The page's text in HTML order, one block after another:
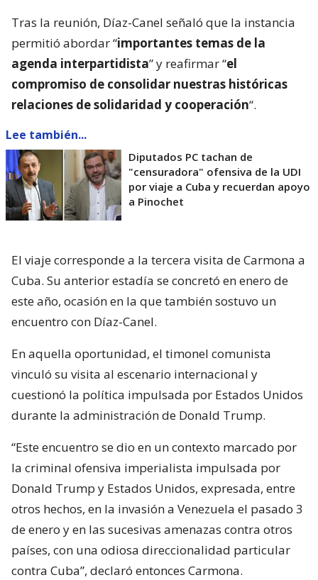
Tras la reunión, Díaz-Canel señaló que la instancia
permitió abordar “importantes temas de la
agenda interpartidista” y reafirmar “el
compromiso de consolidar nuestras históricas
relaciones de solidaridad y cooperación“.
Lee también...
Diputados PC tachan de
"censuradora" ofensiva de la UDI
por viaje a Cuba y recuerdan apoyo
a Pinochet
El viaje corresponde a la tercera visita de Carmona a
Cuba. Su anterior estadía se concretó en enero de
este año, ocasión en la que también sostuvo un
encuentro con Díaz-Canel.
En aquella oportunidad, el timonel comunista
vinculó su visita al escenario internacional y
cuestionó la política impulsada por Estados Unidos
durante la administración de Donald Trump.
“Este encuentro se dio en un contexto marcado por
la criminal ofensiva imperialista impulsada por
Donald Trump y Estados Unidos, expresada, entre
otros hechos, en la invasión a Venezuela el pasado 3
de enero y en las sucesivas amenazas contra otros
países, con una odiosa direccionalidad particular
contra Cuba”, declaró entonces Carmona.